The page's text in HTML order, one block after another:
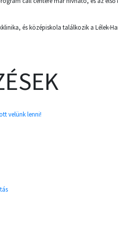
és középiskola találkozik a Lélek-
velünk lenni!